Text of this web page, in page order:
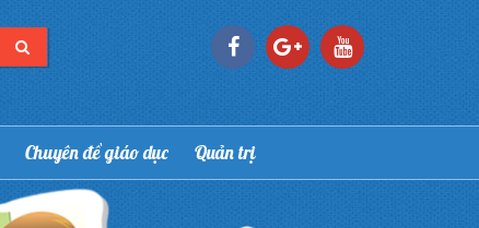
Chuyên đề giáo dục Quản trị